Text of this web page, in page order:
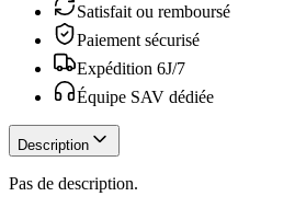
Satisfait ou remboursé
Paiement sécurisé
Expédition 6J/7
Équipe SAV dédiée
Description
Pas de description.